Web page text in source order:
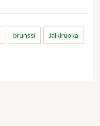
brunssi Jälkiruoka